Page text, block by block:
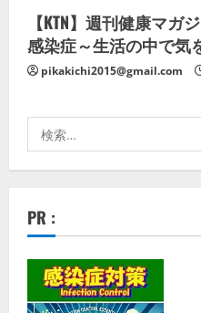
【KTN】週刊健康マ
感染症～生活の中で気
pikakichi2015@gmail.com
索:
PR :